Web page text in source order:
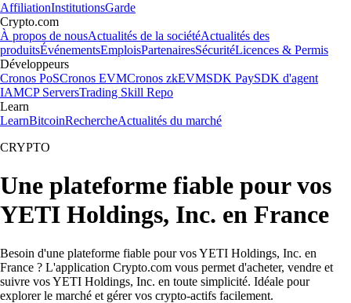
AffiliationInstitutionsGarde
Crypto.com
À propos de nousActualités de la sociétéActualités des
produitsÉvénementsEmploisPartenairesSécuritéLicences & Permis
Développeurs
Cronos PoSCronos EVMCronos zkEVMSDK PaySDK d'agent
IAMCP ServersTrading Skill Repo
Learn
LearnBitcoinRechercheActualités du marché
CRYPTO
Une plateforme fiable pour vos
YETI Holdings, Inc. en France
Besoin d'une plateforme fiable pour vos YETI Holdings, Inc. en
France ? L'application Crypto.com vous permet d'acheter, vendre et
suivre vos YETI Holdings, Inc. en toute simplicité. Idéale pour
explorer le marché et gérer vos crypto-actifs facilement.